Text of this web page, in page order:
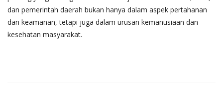
dan pemerintah daerah bukan hanya dalam aspek pertahanan
dan keamanan, tetapi juga dalam urusan kemanusiaan dan
kesehatan masyarakat.